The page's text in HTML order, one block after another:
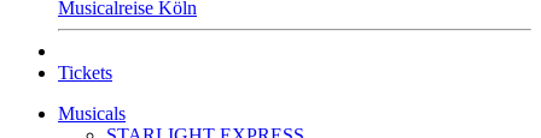
Musicalreise Köln
Tickets
Musicals